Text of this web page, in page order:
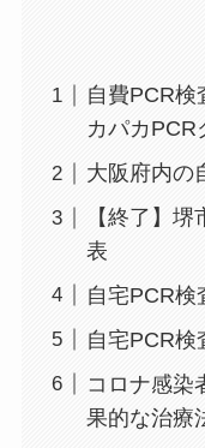
自費PCR検
カパカPCR
大阪府内の
【終了】
表
自宅PCR検
自宅PCR検
コロナ感染
果的な治療